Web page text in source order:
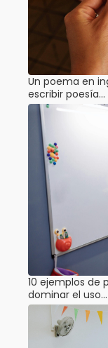
Un poema en
escribir poesía…
10 ejemplos de
dominar el uso…